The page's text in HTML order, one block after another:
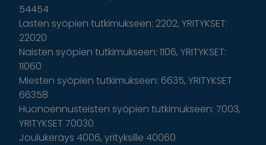
54454
Lasten syöpien tutkimukseen: 2202, YRITYKSET:
22020
Naisten syöpien tutkimukseen: 1106, YRITYKSET:
11060
Miesten syöpien tutkimukseen: 6635, YRITYKSET
66358
Huonoennusteisten syöpien tutkimukseen: 7003,
YRITYKSET 70030
Joulukeräys 4006, yrityksille 40060